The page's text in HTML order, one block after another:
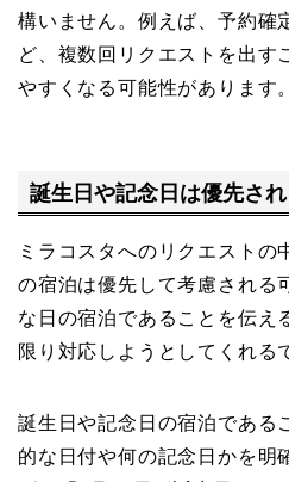
構いません。例えば、予約確
ど、複数回リクエストを出す
やすくなる可能性があります。
誕生日や記念日は優先さ
ミラコスタへのリクエストの
の宿泊は優先して考慮される
な日の宿泊であることを伝え
限り対応しようとしてくれる
誕生日や記念日の宿泊である
的な日付や何の記念日かを明